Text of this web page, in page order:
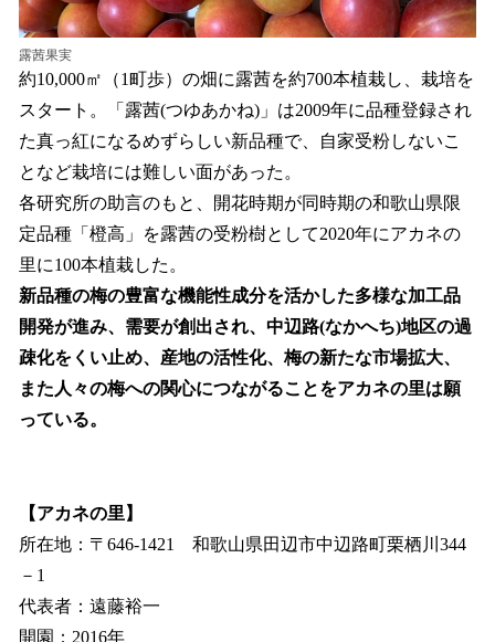
露茜果実
約10,000㎡（1町歩）の畑に露茜を約700本植栽し、栽培を
スタート。「露茜(つゆあかね)」は2009年に品種登録され
た真っ紅になるめずらしい新品種で、自家受粉しないこ
となど栽培には難しい面があった。
各研究所の助言のもと、開花時期が同時期の和歌山県限
定品種「橙高」を露茜の受粉樹として2020年にアカネの
里に100本植栽した。
新品種の梅の豊富な機能性成分を活かした多様な加工品
開発が進み、需要が創出され、中辺路(なかへち)地区の過
疎化をくい止め、産地の活性化、梅の新たな市場拡大、
また人々の梅への関心につながることをアカネの里は願
っている。
【アカネの里】
所在地：〒646-1421 和歌山県田辺市中辺路町栗栖川344
－1
代表者：遠藤裕一
開園：2016年